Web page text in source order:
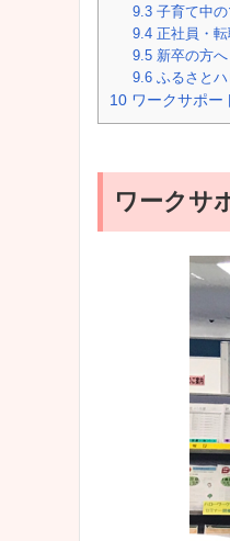
9.3 子育て中
9.4 正社員・
9.5 新卒の方
9.6 ふるさと
10 ワークサポー
ワークサ